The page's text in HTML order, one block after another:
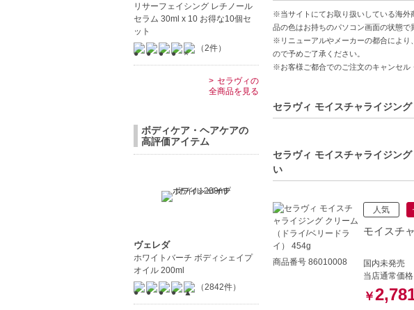
全身しっかり保湿したい方
※当サイトにてお取り扱いしている海外
品の色はお持ちのパソコン画面の状態で
※リニューアルやメーカーの都合により
ので予めご了承ください。
※お客様ご都合でのご注文のキャンセル
セラヴィ モイスチャライジン
セラヴィ モイスチャライジン
い
商品番号 86010008
人気
モイスチ
国内未発売
当店通常価
￥
リサーフェイシング レチノール
セラム 30ml x 10 お得な10個セ
ット
（2件）
セラヴィの
全商品を見る
ボディケア・ヘアケアの
高評価アイテム
ヴェレダ
ホワイトバーチ ボディシェイプ
オイル 200ml
（2842件）